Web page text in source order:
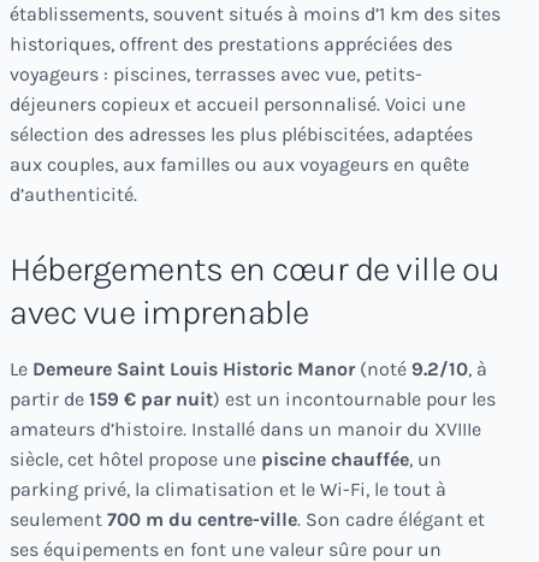
établissements, souvent situés à moins d’1 km des sites
historiques, offrent des prestations appréciées des
voyageurs : piscines, terrasses avec vue, petits-
déjeuners copieux et accueil personnalisé. Voici une
sélection des adresses les plus plébiscitées, adaptées
aux couples, aux familles ou aux voyageurs en quête
d’authenticité.
Hébergements en cœur de ville ou
avec vue imprenable
Le Demeure Saint Louis Historic Manor(noté 9.2/10, à
partir de 159 € par nuit) est un incontournable pour les
amateurs d’histoire. Installé dans un manoir du XVIIIe
siècle, cet hôtel propose une piscine chauffée, un
parking privé, la climatisation et le Wi-Fi, le tout à
seulement 700 m du centre-ville. Son cadre élégant et
ses équipements en font une valeur sûre pour un